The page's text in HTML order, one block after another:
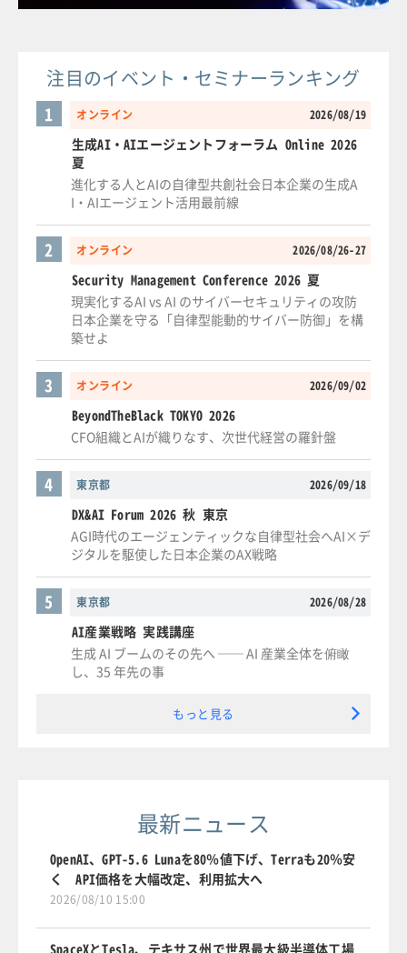
注目のイベント・セミナーランキング
オンライン 2026/08/19
1
生成AI・AIエージェントフォーラム Online 2026
夏
進化する人とAIの自律型共創社会日本企業の生成A
I・AIエージェント活用最前線
オンライン 2026/08/26-27
2
Security Management Conference 2026 夏
現実化するAI vs AI のサイバーセキュリティの攻防
日本企業を守る「自律型能動的サイバー防御」を構
築せよ
オンライン 2026/09/02
3
BeyondTheBlack TOKYO 2026
CFO組織とAIが織りなす、次世代経営の羅針盤
東京都 2026/09/18
4
DX&AI Forum 2026 秋 東京
AGI時代のエージェンティックな自律型社会へAI×デ
ジタルを駆使した日本企業のAX戦略
東京都 2026/08/28
5
AI産業戦略 実践講座
生成 AI ブームのその先へ ── AI 産業全体を俯瞰
し、35 年先の事
もっと見る
最新ニュース
OpenAI、GPT-5.6 Lunaを80％値下げ、Terraも20％安
く API価格を大幅改定、利用拡大へ
2026/08/10 15:00
SpaceXとTesla、テキサス州で世界最大級半導体工場